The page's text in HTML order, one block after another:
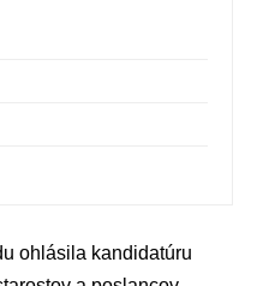
ohlásila kandidatúru